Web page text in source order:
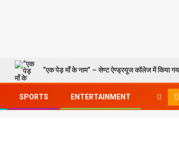
“एक पेड़ माँ के नाम” – सेण्ट ऐण्ड्रयूज कॉलेज में किया गया
SPORTS ENTERTAINMENT